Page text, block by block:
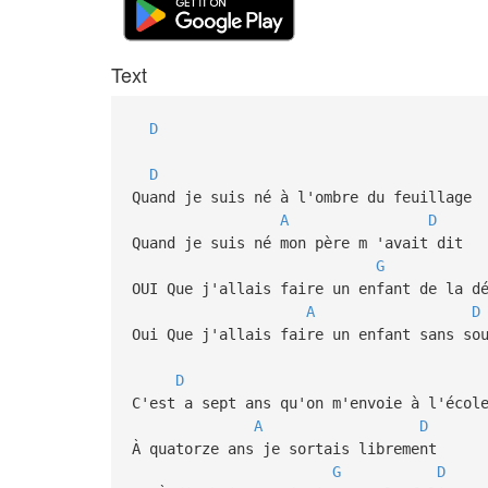
Text
D
D
Quand je suis né à l'ombre du feuillage
A
D
Quand je suis né mon père m 'avait dit
G
OUI Que j'allais faire un enfant de la
A
D
Oui Que j'allais faire un enfant sans
D
C'est a sept ans qu'on m'envoie à l'école
A
D
À quatorze ans je sortais librement
G
D